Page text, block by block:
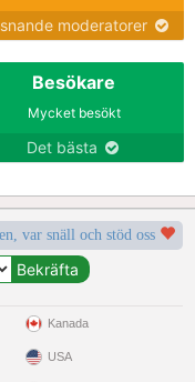
moderatorer
Besökare
Mycket besökt
Det bästa
var snäll och stöd oss
Kanada
USA